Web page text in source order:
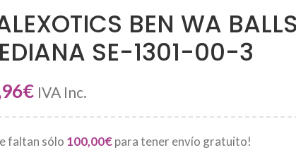
BEN WA
SE-1301-00-3
€ IVA Inc.
faltan sólo 100,00€para tener envío gratuito!